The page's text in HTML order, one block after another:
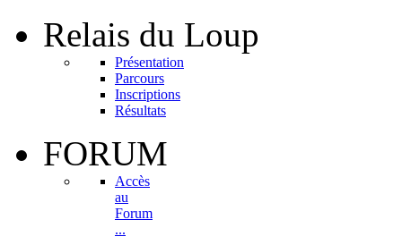
Relais du Loup
Présentation
Parcours
Inscriptions
Résultats
FORUM
Accès
au
Forum
...